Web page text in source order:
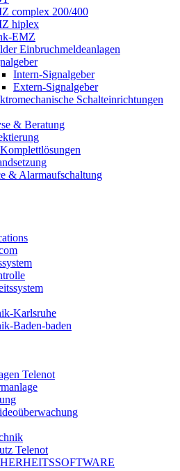
complex 200/400
hiplex
EMZ
Einbruchmeldeanlagen
Intern-Signalgeber
Extern-Signalgeber
Schalteinrichtungen
& Beratung
& Alarmaufschaltung
Karlsruhe
Baden-baden
Telenot
Telenot